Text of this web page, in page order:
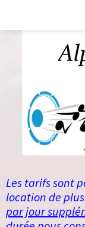
Les tarifs sont
location de
par jour